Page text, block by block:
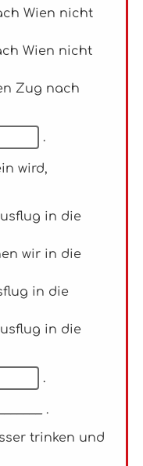
Wien nicht
Wien nicht
Zug nach
.
wird,
in die
wir in die
in die
in die
.
.
trinken und